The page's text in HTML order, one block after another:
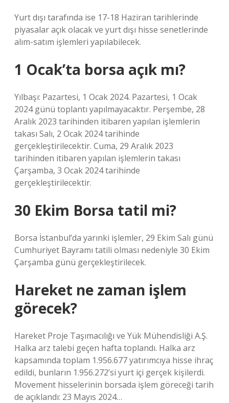
Yurt dışı tarafında ise 17-18 Haziran tarihlerinde
piyasalar açık olacak ve yurt dışı hisse senetlerinde
alım-satım işlemleri yapılabilecek.
1 Ocak’ta borsa açık mı?
Yılbaşı: Pazartesi, 1 Ocak 2024. Pazartesi, 1 Ocak
2024 günü toplantı yapılmayacaktır. Perşembe, 28
Aralık 2023 tarihinden itibaren yapılan işlemlerin
takası Salı, 2 Ocak 2024 tarihinde
gerçekleştirilecektir. Cuma, 29 Aralık 2023
tarihinden itibaren yapılan işlemlerin takası
Çarşamba, 3 Ocak 2024 tarihinde
gerçekleştirilecektir.
30 Ekim Borsa tatil mi?
Borsa İstanbul’da yarınki işlemler, 29 Ekim Salı günü
Cumhuriyet Bayramı tatili olması nedeniyle 30 Ekim
Çarşamba günü gerçekleştirilecek.
Hareket ne zaman işlem
görecek?
Hareket Proje Taşımacılığı ve Yük Mühendisliği A.Ş.
Halka arz talebi geçen hafta toplandı. Halka arz
kapsamında toplam 1.956.677 yatırımcıya hisse ihraç
edildi, bunların 1.956.272’si yurt içi gerçek kişilerdi.
Movement hisselerinin borsada işlem göreceği tarih
de açıklandı: 23 Mayıs 2024…